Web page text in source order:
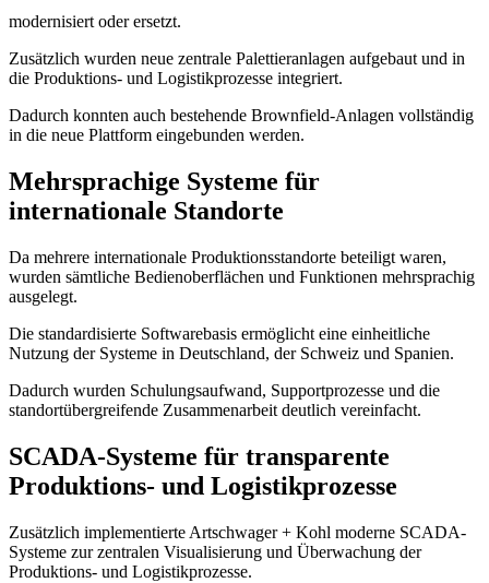
modernisiert oder ersetzt.
Zusätzlich wurden neue zentrale Palettieranlagen aufgebaut und in
die Produktions- und Logistikprozesse integriert.
Dadurch konnten auch bestehende Brownfield-Anlagen vollständig
in die neue Plattform eingebunden werden.
Mehrsprachige Systeme für
internationale Standorte
Da mehrere internationale Produktionsstandorte beteiligt waren,
wurden sämtliche Bedienoberflächen und Funktionen mehrsprachig
ausgelegt.
Die standardisierte Softwarebasis ermöglicht eine einheitliche
Nutzung der Systeme in Deutschland, der Schweiz und Spanien.
Dadurch wurden Schulungsaufwand, Supportprozesse und die
standortübergreifende Zusammenarbeit deutlich vereinfacht.
SCADA-Systeme für transparente
Produktions- und Logistikprozesse
Zusätzlich implementierte Artschwager + Kohl moderne SCADA-
Systeme zur zentralen Visualisierung und Überwachung der
Produktions- und Logistikprozesse.